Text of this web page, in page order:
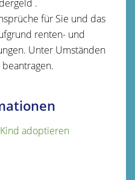
.
für Sie und das
renten- und
Unter Umständen
adoptieren